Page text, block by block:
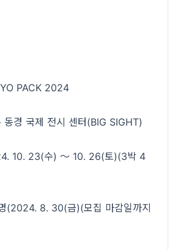
PACK 2024
경 국제 전시 센터(BIG SIGHT)
10. 23(수) ～ 10. 26(토)(3박 4
(2024. 8. 30(금)(모집 마감일까지